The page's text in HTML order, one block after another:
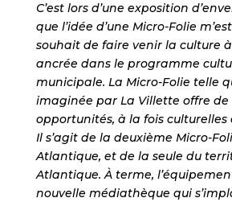
C’est lors d’une exposition
que l’idée d’une Micro-Folie
souhait de faire venir la culture à
ancrée dans le programme
municipale. La Micro-Folie telle
imaginée par La Villette offre
opportunités, à la fois culturelles
Il s’agit de la deuxième Micro-
Atlantique, et de la seule du
Atlantique. À terme,
nouvelle médiathèque qui